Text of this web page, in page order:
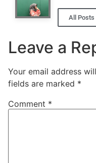
All Posts
Leave a
Your email address
fields are marked *
Comment *